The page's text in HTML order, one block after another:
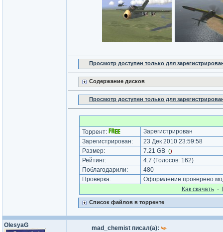
Просмотр доступен только для
Содержание дисков
Просмотр доступен только для
Торрент:
Зарегистрирован
Зарегистрирован:
23 Дек 2010 23:59:58
Размер:
7.21 GB ()
Рейтинг: 4.7 (Голосов: 162)
Поблагодарили:
480
Проверка:
Оформление проверено
Как cкачать·
Список файлов в торренте
OlesyaG mad_chemist писал(а):